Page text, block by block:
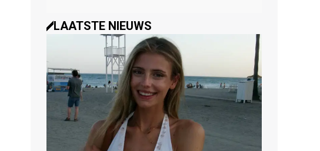
LAATSTE NIEUWS